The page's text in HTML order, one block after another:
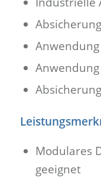
Modulares
geeignet